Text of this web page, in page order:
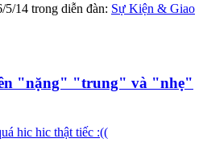
5/14 trong diễn đàn: Sự Kiện & Giao
"nặng" "trung" và "nhẹ"
hic hic thật tiếc :((